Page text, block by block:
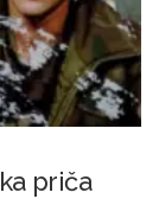
priča